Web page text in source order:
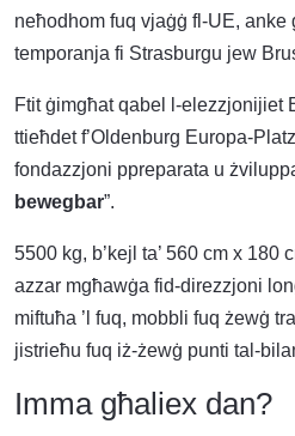
neħodhom fuq vjaġġ fl-UE, anke
temporanja fi Strasburgu jew
Ftit ġimgħat qabel l-elezzjonijiet
ttieħdet f’Oldenburg Europa-
fondazzjoni ppreparata u
bewegbar”.
5500 kg, b’kejl ta’ 560 cm x 180
azzar mgħawġa fid-direzzjoni
miftuħa ’l fuq, mobbli fuq żewġ
jistrieħu fuq iż-żewġ punti tal-
Imma għaliex dan?